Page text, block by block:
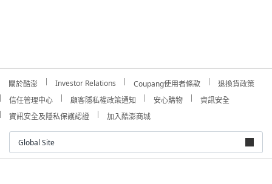
關於酷澎 Investor Relations Coupang使用者條款
退換貨政策
信任管理中心
顧客隱私權政策通知 安心購物
資訊安全
資訊安全及隱私保護認證
加入酷澎商城
Global Site